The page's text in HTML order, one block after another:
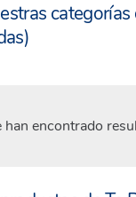
categorías
han encontrado